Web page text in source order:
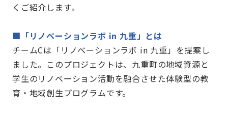
くご紹介します。
■「リノベーションラボ in 九重」とは
チームCは「リノベーションラボ in 九重」を提案し
ました。このプロジェクトは、九重町の地域資源と
学生のリノベーション活動を融合させた体験型の教
育・地域創生プログラムです。